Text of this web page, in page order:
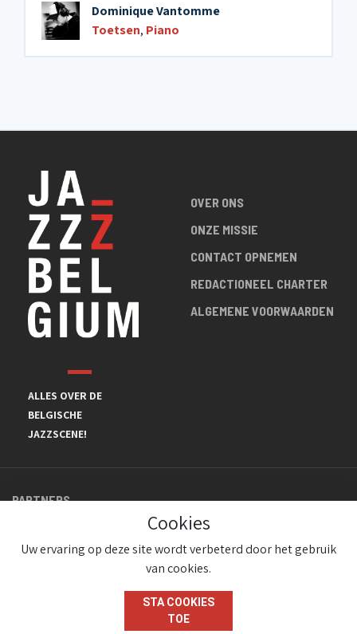
Dominique Vantomme
Toetsen, Piano
ALLES OVER DE
BELGISCHE
JAZZSCENE!
OVER ONS
ONZE MISSIE
CONTACT OPNEMEN
REDACTIONEEL CHARTER
ALGEMENE VOORWAARDEN
PARTNERS
© JazzInBelgium 2026 ( Version 1.1.2)
Cookies
Uw ervaring op deze site wordt verbeterd door het gebruik
van cookies.
STA COOKIES
TOE